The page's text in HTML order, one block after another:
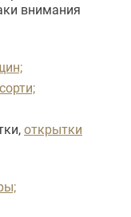
внимания
открытки